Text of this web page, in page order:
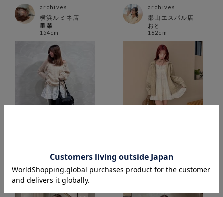
archives
横浜ルミネ店
里 菜
154cm
archives
郡山エスパル店
おと
162cm
archives
横浜ルミネ店
Hina
155cm
archives
アミュエスト博多
KANA